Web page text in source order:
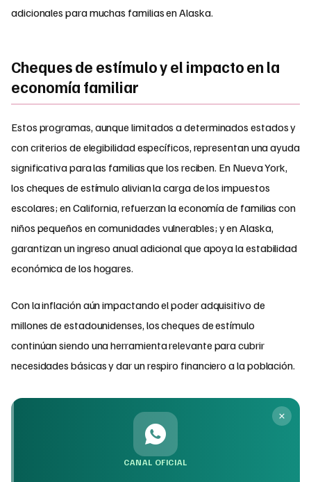
adicionales para muchas familias en Alaska.
Cheques de estímulo y el impacto en la
economía familiar
Estos programas, aunque limitados a determinados estados y
con criterios de elegibilidad específicos, representan una ayuda
significativa para las familias que los reciben. En Nueva York,
los cheques de estímulo alivian la carga de los impuestos
escolares; en California, refuerzan la economía de familias con
niños pequeños en comunidades vulnerables; y en Alaska,
garantizan un ingreso anual adicional que apoya la estabilidad
económica de los hogares.
Con la inflación aún impactando el poder adquisitivo de
millones de estadounidenses, los cheques de estímulo
continúan siendo una herramienta relevante para cubrir
necesidades básicas y dar un respiro financiero a la población.
CANAL OFICIAL